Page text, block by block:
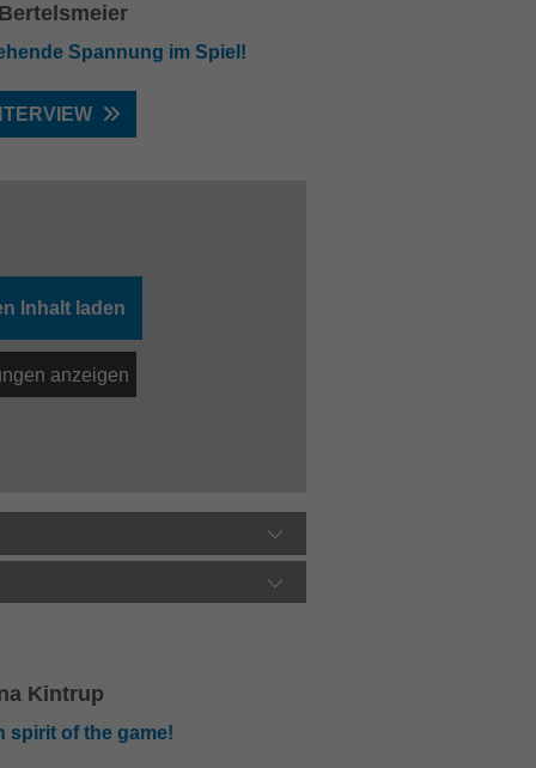
Spannung im Spiel!
Inhalt laden
anzeigen
Kintrup
spirit of the game!